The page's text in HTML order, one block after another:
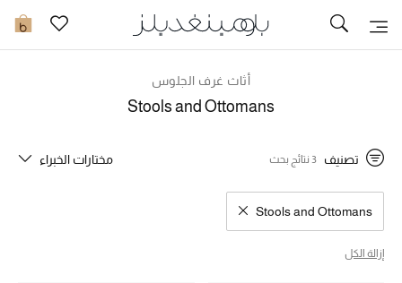
0 تخفيضات
مزيد من التخفيضات
النساء
الرجال
أثاث غرف الجلوس
Stools and Ottomans
تصنيف 3 نتائج بحث مختارات الخبراء
Stools and Ottomans
مسح نتائج البحث النوع المحدد
إزالة الكل